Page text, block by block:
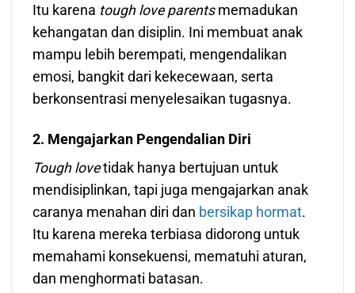
Itu karena tough love parents memadukan
kehangatan dan disiplin. Ini membuat anak
mampu lebih berempati, mengendalikan
emosi, bangkit dari kekecewaan, serta
berkonsentrasi menyelesaikan tugasnya.
2. Mengajarkan Pengendalian Diri
Tough lovetidak hanya bertujuan untuk
mendisiplinkan, tapi juga mengajarkan anak
caranya menahan diri dan bersikap hormat.
Itu karena mereka terbiasa didorong untuk
memahami konsekuensi, mematuhi aturan,
dan menghormati batasan.